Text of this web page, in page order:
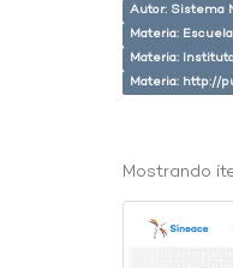
Autor: Sistema
Materia:
Materia:
Materia: http://
Mostrando